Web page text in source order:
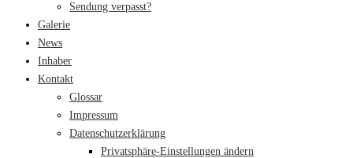
Sendung verpasst?
Galerie
News
Inhaber
Kontakt
Glossar
Impressum
Datenschutzerklärung
Privatsphäre-Einstellungen ändern